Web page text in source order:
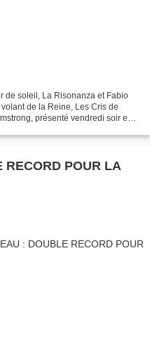
de soleil, La Risonanza et Fabio
de la Reine, Les Cris de
présenté vendredi soir en
RECORD POUR LA